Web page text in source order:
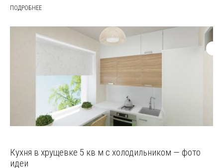
ПОДРОБНЕЕ
Кухня в хрущевке 5 кв м с холодильником — фото
идеи